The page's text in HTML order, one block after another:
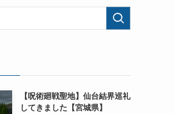
【呪術廻戦聖地】仙台結界巡礼
してきました【宮城県】